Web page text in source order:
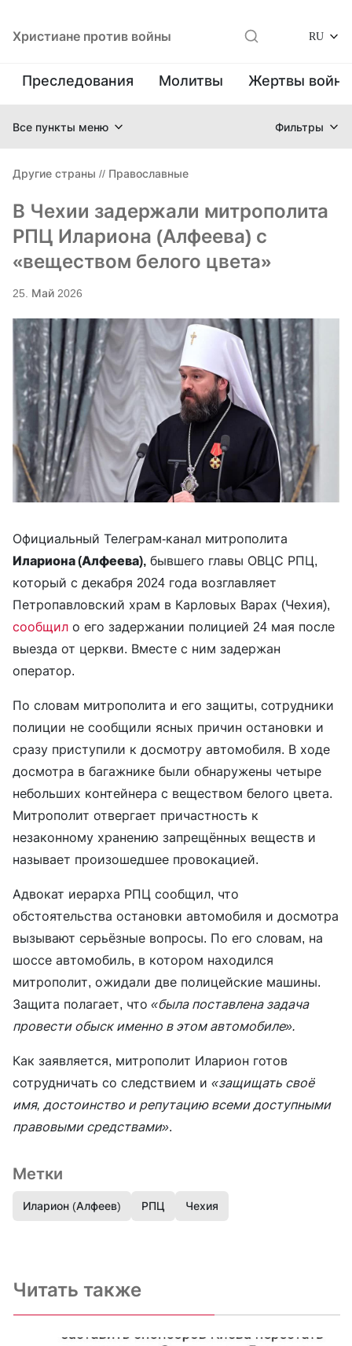
Христиане против войны RU
Преследования Молитвы Жертвы
Все пункты меню Фильтры
Другие страны // Православные
В Чехии задержали митрополита
РПЦ Илариона (Алфеева) с
«веществом белого цвета»
25. Май 2026
Официальный Телеграм-канал митрополита
Илариона (Алфеева), бывшего главы ОВЦС РПЦ,
который с декабря 2024 года возглавляет
Петропавловский храм в Карловых Варах (Чехия),
сообщил о его задержании полицией 24 мая после
выезда от церкви. Вместе с ним задержан
оператор.
По словам митрополита и его защиты, сотрудники
полиции не сообщили ясных причин остановки и
сразу приступили к досмотру автомобиля. В ходе
досмотра в багажнике были обнаружены четыре
небольших контейнера с веществом белого цвета.
Митрополит отвергает причастность к
незаконному хранению запрещённых веществ и
называет произошедшее провокацией.
Адвокат иерарха РПЦ сообщил, что
обстоятельства остановки автомобиля и досмотра
вызывают серьёзные вопросы. По его словам, на
шоссе автомобиль, в котором находился
митрополит, ожидали две полицейские машины.
Защита полагает, что «была поставлена задача
провести обыск именно в этом автомобиле».
Как заявляется, митрополит Иларион готов
сотрудничать со следствием и «защищать своё
имя, достоинство и репутацию всеми доступными
правовыми средствами».
Метки
Иларион (Алфеев) РПЦ Чехия
Читать также